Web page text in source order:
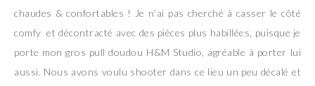
chaudes & confortables ! Je n’ai pas cherché à casser le côté
comfy et décontracté avec des pièces plus habillées, puisque je
porte mon gros pull doudou H&M Studio, agréable à porter lui
aussi. Nous avons voulu shooter dans ce lieu un peu décalé et